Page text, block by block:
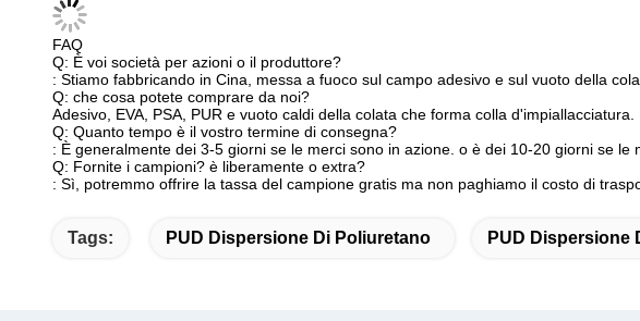
FAQ
Q: È voi società per azioni o il produttore?
: Stiamo fabbricando in Cina, messa a fuoco sul campo adesivo e sul vuoto della
Q: che cosa potete comprare da noi?
Adesivo, EVA, PSA, PUR e vuoto caldi della colata che forma colla d'impiallacciatura.
Q: Quanto tempo è il vostro termine di consegna?
: È generalmente dei 3-5 giorni se le merci sono in azione. o è dei 10-20 giorni se le
Q: Fornite i campioni? è liberamente o extra?
: Sì, potremmo offrire la tassa del campione gratis ma non paghiamo il costo di
Tags: PUD Dispersione Di Poliuretano PUD Dispersione